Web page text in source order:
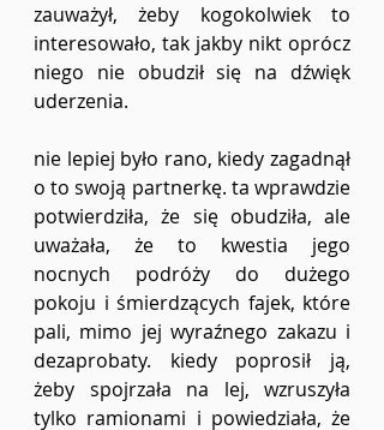
zauważył, żeby kogokolwiek to
interesowało, tak jakby nikt oprócz
niego nie obudził się na dźwięk
uderzenia.
nie lepiej było rano, kiedy zagadnął
o to swoją partnerkę. ta wprawdzie
potwierdziła, że się obudziła, ale
uważała, że to kwestia jego
nocnych podróży do dużego
pokoju i śmierdzących fajek, które
pali, mimo jej wyraźnego zakazu i
dezaprobaty. kiedy poprosił ją,
żeby spojrzała na lej, wzruszyła
tylko ramionami i powiedziała, że